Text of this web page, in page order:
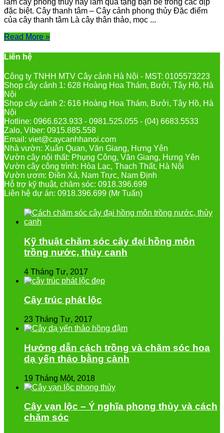
làm cây phong thủy hay làm quà tặng bạn bè trong các dịp
đặc biệt. Cây thanh tâm – Cây cảnh phong thủy Đặc điểm
của cây thanh tâm Là cây thân thảo, mọc ...
Read More »
Liên hệ
Công ty TNHH MTV Cây cảnh Hà Nội - MST: 0105573223
Shop cây cảnh 1: 628 Hoàng Hoa Thám, Bưởi, Tây Hồ, Hà
Nội
Shop cây cảnh 2: 616 Hoàng Hoa Thám, Bưởi, Tây Hồ, Hà
Nội
Hotline: 0966.623.933 - 0981.525.055 - (04) 6683.5533
Zalo, Viber: 0915.885.558
Email: viet@caycanhhanoi.com
Nhà vườn: Xuân Quan, Văn Giang, Hưng Yên
Vườn cây nội thất: Phụng Công, Văn Giang, Hưng Yên
Vườn cây công trình: Hòa Lạc, Thạch Thất, Hà Nội
Vườn ươm: Điền Xá, Nam Trực, Nam Định
Hỗ trợ kỹ thuật, chăm sóc: 0918.396.699
Liên hệ dự án: 0918.396.699 (Mr Tuấn)
Kỹ thuật chăm sóc cây đại hồng môn
trồng nước, thủy canh
4 Tháng Tư, 2017
Cây trúc phát lộc
23 Tháng Tư, 2017
Hướng dẫn cách trồng và chăm sóc hoa
dạ yến thảo bằng cành
19 Tháng Một, 2018
Cây vạn lộc – Ý nghĩa phong thủy và cách
chăm sóc